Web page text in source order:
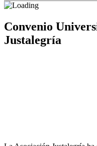
Convenio
Justalegría